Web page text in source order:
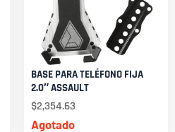
Agotado
BASE PARA TELÉFONO FIJA
2.0″ ASSAULT
$2,354.63